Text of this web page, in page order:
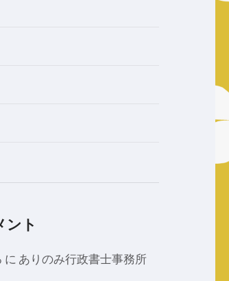
ント
に ありのみ行政書士事務所